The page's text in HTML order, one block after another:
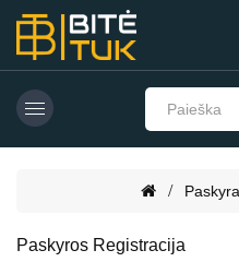
Paskyra
Paskyros Registracija